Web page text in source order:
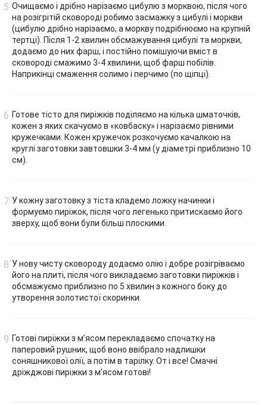
Очищаємо і дрібно нарізаємо цибулю з морквою, після чого
на розігрітій сковороді робимо засмажку з цибулі і моркви
(цибулю дрібно нарізаємо, а моркву подрібнюємо на крупній
тертці). Після 1-2 хвилин обсмажування цибулі та моркви,
додаємо до них фарш, і постійно помішуючи вміст в
сковороді смажимо 3-4 хвилини, щоб фарш побілів.
Наприкінці смаження солимо і перчимо (по щіпці).
Готове тісто для пиріжків поділяємо на кілька шматочків,
кожен з яких скачуємо в «ковбаску» і нарізаємо рівними
кружечками. Кожен кружечок розкочуємо качалкою на
круглі заготовки завтовшки 3-4 мм (у діаметрі приблизно 10
см).
У кожну заготовку з тіста кладемо ложку начинки і
формуємо пиріжок, після чого легенько притискаємо його
зверху, щоб вони були більш плоскими.
У нову чисту сковороду додаємо олію і добре розігріваємо
його на плиті, після чого викладаємо заготовки пиріжків і
обсмажуємо приблизно по 5 хвилин з кожного боку до
утворення золотистої скоринки.
Готові пиріжки з м’ясом перекладаємо спочатку на
паперовий рушник, щоб воно ввібрало надлишки
соняшникової олії, а потім в тарілку. От і все! Смачні
дріжджові пиріжки з м’ясом готові!